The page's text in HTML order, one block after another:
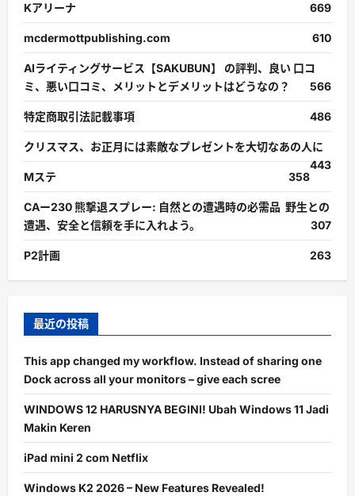
Kアリーナ 669
mcdermottpublishing.com 610
AIライティングサービス【SAKUBUN】 の評判、良い 口コ
ミ、悪い口コミ、メリットとデメリットはどうなの？
566
特定商取引法記載事項 486
クリスマス、お正月には素敵なプレゼントを大切なあの人に
443
Mステ
358
CAー230 熊撃退スプレー: 自然との遭遇時の必需品 野生との
遭遇、安全と信頼を手に入れよう。
307
P2計画 263
最近の投稿
This app changed my workflow. Instead of sharing one
Dock across all your monitors – give each scree
WINDOWS 12 HARUSNYA BEGINI! Ubah Windows 11 Jadi
Makin Keren
iPad mini 2 com Netflix
Windows K2 2026 – New Features Revealed!